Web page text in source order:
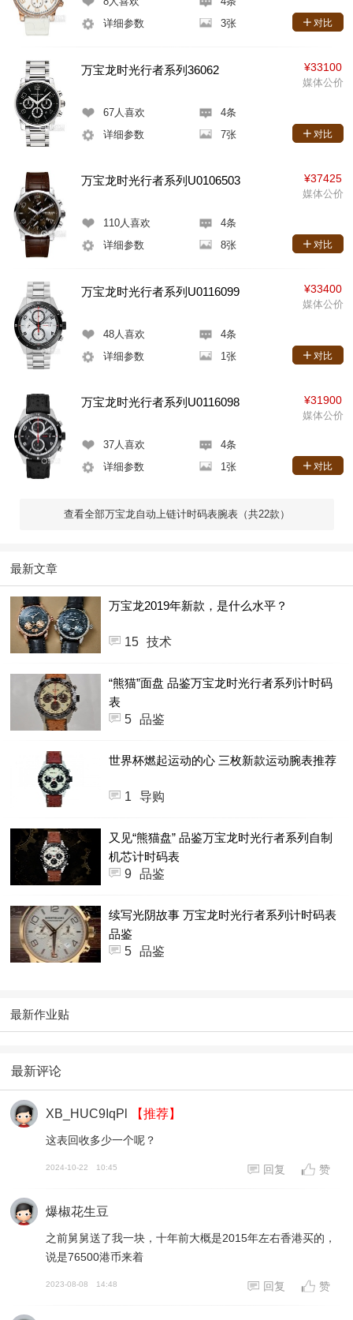
详细参数
3张 对比
万宝龙时光行者系列36062
67人喜欢
4条
详细参数
7张
¥33100
媒体公价
对比
万宝龙时光行者系列U0106503
110人喜欢
4条
详细参数
8张
¥37425
媒体公价
对比
万宝龙时光行者系列U0116099
48人喜欢
4条
详细参数
1张
¥33400
媒体公价
对比
万宝龙时光行者系列U0116098
37人喜欢
4条
详细参数
1张
¥31900
媒体公价
对比
查看全部万宝龙自动上链计时码表腕表（共22款）
最新文章
万宝龙2019年新款，是什么水平？
15 技术
“熊猫”面盘 品鉴万宝龙时光行者系列计时码
表
5
品鉴
世界杯燃起运动的心 三枚新款运动腕表推荐
1 导购
又见“熊猫盘” 品鉴万宝龙时光行者系列自制
机芯计时码表
9
品鉴
续写光阴故事 万宝龙时光行者系列计时码表
品鉴
5
品鉴
最新作业贴
最新评论
XB_HUC9IqPl 【推荐】
这表回收多少一个呢？
2024-10-22 10:45 回复 赞
爆椒花生豆
之前舅舅送了我一块，十年前大概是2015年左右香港买的，
说是76500港币来着
2023-08-08 14:48 回复 赞